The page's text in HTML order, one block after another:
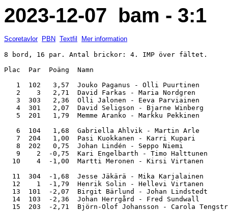
2023-12-07 bam - 3:1
Scoretavlor PBN Textfil Mer information
8 bord, 16 par. Antal brickor: 4. IMP över fältet.
Plac  Par  Poäng  Namn
1  102   3,57  Jouko Paganus - Olli Puurtinen
2    3   2,71  David Farkas - Maria Nordgren
3  303   2,36  Olli Jalonen - Eeva Parviainen
4  301   2,07  David Seligson - Bjarne Winberg
5  201   1,79  Memme Aranko - Markku Pekkinen
6  104   1,68  Gabriella Ahlvik - Martin Arle
7  204   1,00  Pasi Kuokkanen - Karri Kupari
8  202   0,75  Johan Lindén - Seppo Niemi
9    2  -0,75  Kari Engelbarth - Timo
10    4  -1,00  Martti Meronen - Kirsi Virtanen
11  304  -1,68  Jesse Jäkärä - Mika Karjalainen
12    1  -1,79  Henrik Solin - Hellevi Virtanen
13  101  -2,07  Birgit Bärlund - Johan
14  103  -2,36  Johan Herrgård - Fred Sundwall
15  203  -2,71  Björn-Olof Johansson - Carola